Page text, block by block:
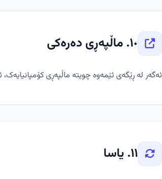
١٠. ماڵپەڕی دەرەکی
ئەگەر لە ڕێگەی ئێمەوە چویتە ماڵپەڕی کۆمپانیایەک،
١١. یاسا